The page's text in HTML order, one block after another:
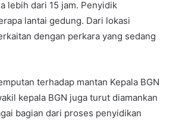
lebih dari 15 jam. Penyidik
lantai gedung. Dari lokasi
dengan perkara yang sedang
terhadap mantan Kepala BGN
kepala BGN juga turut diamankan
bagian dari proses penyidikan